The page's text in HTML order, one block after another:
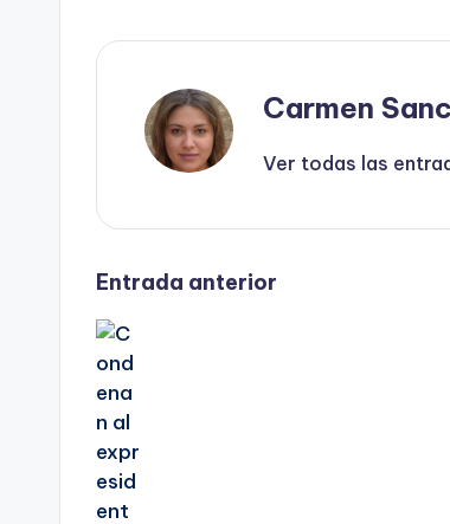
Carmen
Ver todas las
Navegación
de
entradas
Entrada anterior